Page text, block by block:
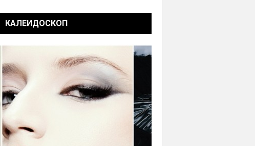
КАЛЕИДОСКОП